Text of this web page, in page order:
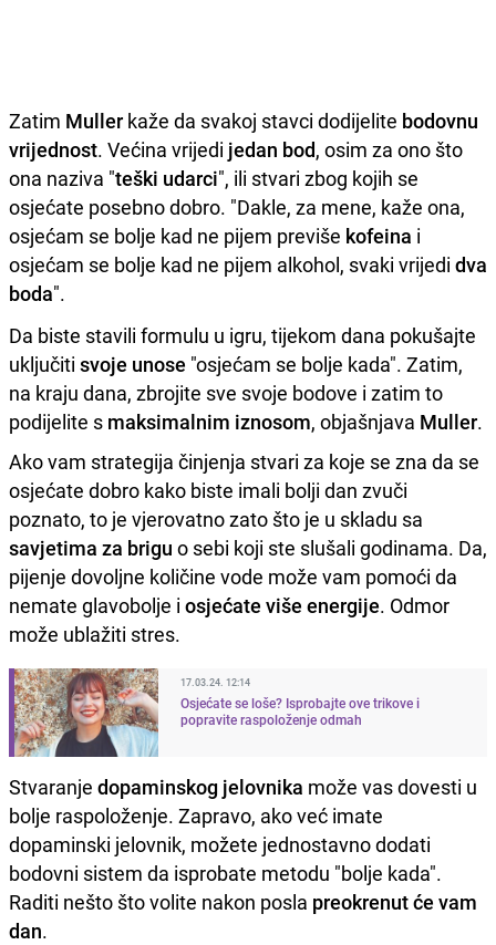
Zatim Muller kaže da svakoj stavci dodijelite bodovnu
vrijednost. Većina vrijedi jedan bod, osim za ono što
ona naziva "teški udarci", ili stvari zbog kojih se
osjećate posebno dobro. "Dakle, za mene, kaže ona,
osjećam se bolje kad ne pijem previše kofeina i
osjećam se bolje kad ne pijem alkohol, svaki vrijedi dva
boda".
Da biste stavili formulu u igru, tijekom dana pokušajte
uključiti svoje unose "osjećam se bolje kada". Zatim,
na kraju dana, zbrojite sve svoje bodove i zatim to
podijelite s maksimalnim iznosom, objašnjava Muller.
Ako vam strategija činjenja stvari za koje se zna da se
osjećate dobro kako biste imali bolji dan zvuči
poznato, to je vjerovatno zato što je u skladu sa
savjetima za brigu o sebi koji ste slušali godinama. Da,
pijenje dovoljne količine vode može vam pomoći da
nemate glavobolje i osjećate više energije. Odmor
može ublažiti stres.
17.03.24. 12:14
Osjećate se loše? Isprobajte ove trikove i
popravite raspoloženje odmah
Stvaranje dopaminskog jelovnika može vas dovesti u
bolje raspoloženje. Zapravo, ako već imate
dopaminski jelovnik, možete jednostavno dodati
bodovni sistem da isprobate metodu "bolje kada".
Raditi nešto što volite nakon posla preokrenut će vam
dan.